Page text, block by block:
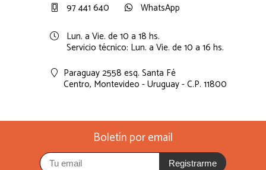
97 441 640
WhatsApp
Lun. a Vie. de 10 a 18 hs.
Servicio técnico: Lun. a Vie. de 10 a 16 hs.
Paraguay 2558 esq. Santa Fé
Centro, Montevideo - Uruguay - C.P. 11800
Boletín por email
Registrarme